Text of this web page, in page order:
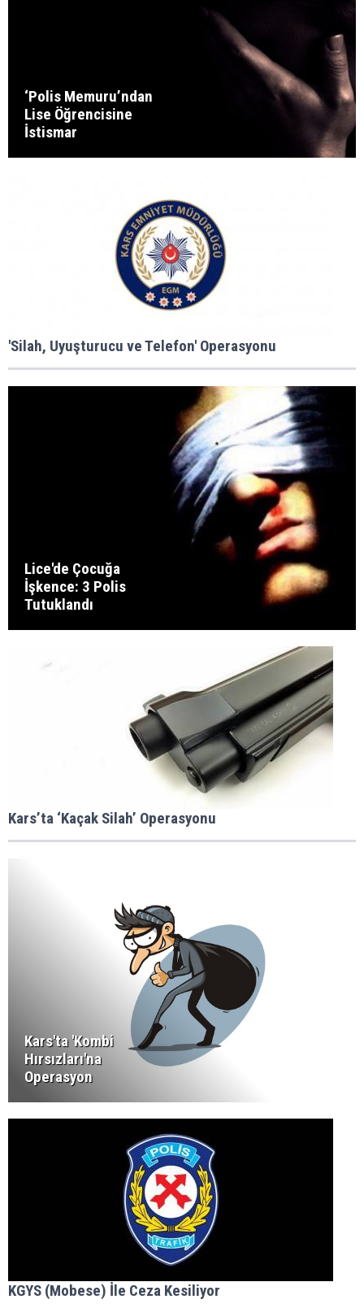
‘Polis Memuru’ndan
Lise Öğrencisine
İstismar
'Silah, Uyuşturucu ve Telefon' Operasyonu
Lice'de Çocuğa
İşkence: 3 Polis
Tutuklandı
Kars’ta ‘Kaçak Silah’ Operasyonu
Kars'ta 'Kombi
Hırsızları'na
Operasyon
KGYS (Mobese) İle Ceza Kesiliyor